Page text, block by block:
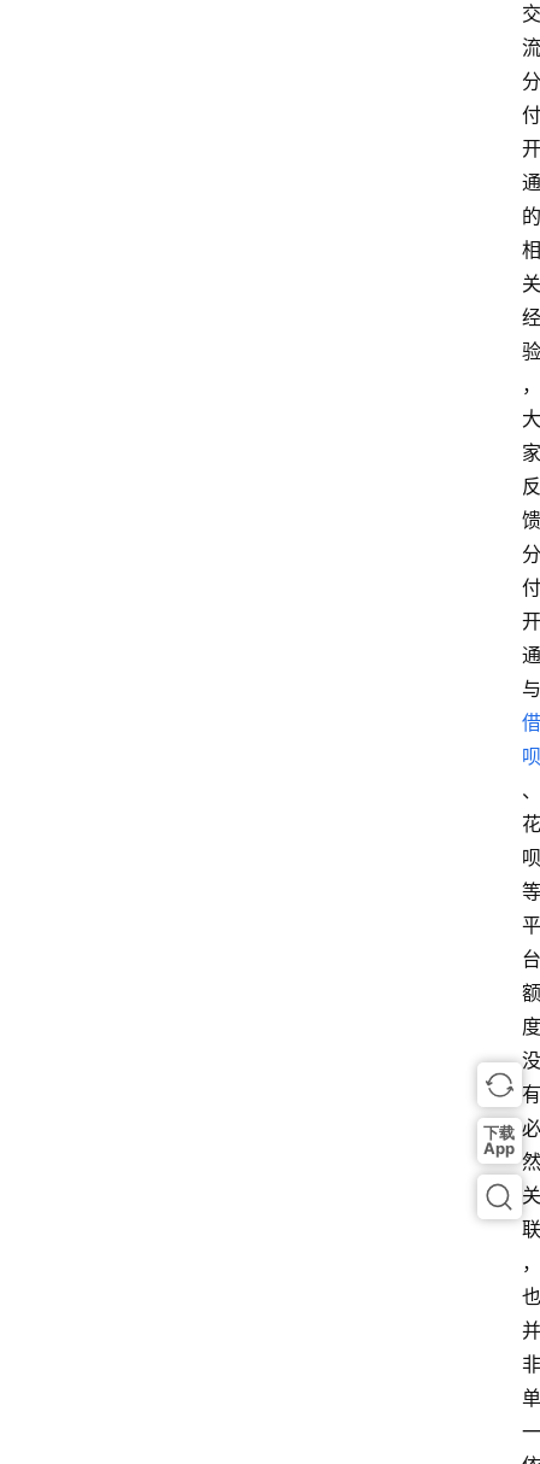
交
流
分
付
开
通
的
相
关
经
验
，
大
家
反
馈
分
付
开
通
与
借
呗
、
花
呗
等
平
台
额
度
没
有
必
然
关
联
，
也
并
非
单
一
下载
App